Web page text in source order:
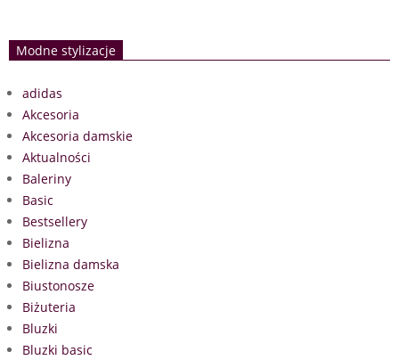
Modne stylizacje
adidas
Akcesoria
Akcesoria damskie
Aktualności
Baleriny
Basic
Bestsellery
Bielizna
Bielizna damska
Biustonosze
Biżuteria
Bluzki
Bluzki basic